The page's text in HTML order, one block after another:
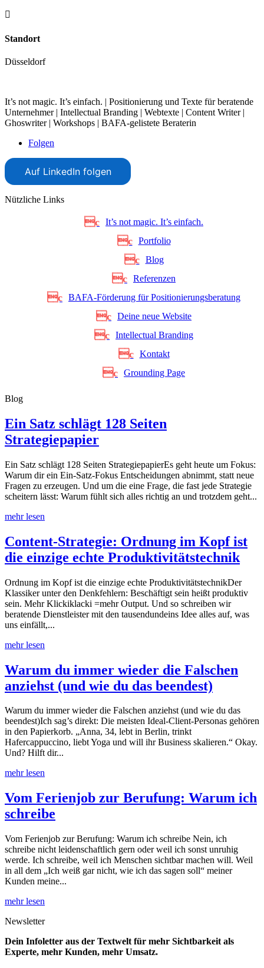

Standort
Düsseldorf
It’s not magic. It’s einfach. | Positionierung und Texte für beratende
Unternehmer | Intellectual Branding | Webtexte | Content Writer |
Ghoswriter | Workshops | BAFA-gelistete Beraterin
Folgen
Auf LinkedIn folgen
Nützliche Links
It’s not magic. It’s einfach.
Portfolio
Blog
Referenzen
BAFA-Förderung für Positionierungsberatung
Deine neue Website
Intellectual Branding
Kontakt
Grounding Page
Blog
Ein Satz schlägt 128 Seiten
Strategiepapier
Ein Satz schlägt 128 Seiten StrategiepapierEs geht heute um Fokus:
Warum dir ein Ein-Satz-Fokus Entscheidungen abnimmt, statt neue
Fragen zu erzeugen. Und um die eine Frage, die fast jede Strategie
scheitern lässt: Warum fühlt sich alles richtig an und trotzdem geht...
mehr lesen
Content-Strategie: Ordnung im Kopf ist
die einzige echte Produktivitätstechnik
Ordnung im Kopf ist die einzige echte ProduktivitätstechnikDer
Klassiker unter den Denkfehlern: Beschäftigt sein heißt produktiv
sein. Mehr Klickiklacki =mehr Output. Und so schreiben wir
beratende Dienstleister mit den tausendundeins Idee alles auf, was
uns einfällt,...
mehr lesen
Warum du immer wieder die Falschen
anziehst (und wie du das beendest)
Warum du immer wieder die Falschen anziehst (und wie du das
beendest)Ich sag’s direkt: Die meisten Ideal-Client-Personas gehören
in den Papierkorb. „Anna, 34, lebt in Berlin, trinkt
Hafercappuccino, liebt Yoga und will ihr Business skalieren.“ Okay.
Und? Hilft dir...
mehr lesen
Vom Ferienjob zur Berufung: Warum ich
schreibe
Vom Ferienjob zur Berufung: Warum ich schreibe Nein, ich
schreibe nicht leidenschaftlich gern oder weil ich sonst unruhig
werde. Ich schreibe, weil ich Menschen sichtbar machen will. Weil
in all dem „Ich weiß gar nicht, wie ich das sagen soll“ meiner
Kunden meine...
mehr lesen
Newsletter
Dein Infoletter aus der Textwelt für mehr Sichtbarkeit als
Experte, mehr Kunden, mehr Umsatz.